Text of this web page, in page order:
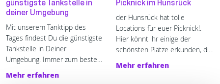
günstigste Tankstelle in
deiner Umgebung
Mit unserem Tanktipp des
Tages findest Du die günstigste
Tankstelle in Deiner
Umgebung. Immer zum besten
Preis tanken - mit enerQuick.
Mehr erfahren
Picknick im Hunsrück
der Hunsrück hat tolle
Locations für euer Picknick!.
Hier könnt ihr einige der
schönsten Plätze erkunden, die
der Hunsrück für euer Picknick
zu bieten hat. 🌳 🥖 🥙 🧃 🍾
Mehr erfahren